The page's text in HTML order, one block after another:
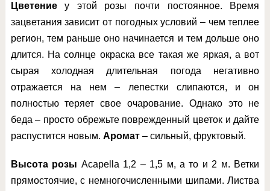
Цветениеу этой розы почти постоянное. Время
зацветания зависит от погодных условий – чем теплее
регион, тем раньше оно начинается и тем дольше оно
длится. На солнце окраска все такая же яркая, а вот
сырая холодная длительная погода негативно
отражается на нем – лепестки слипаются, и он
полностью теряет свое очарование. Однако это не
беда – просто обрежьте поврежденный цветок и дайте
распустится новым. Аромат– сильный, фруктовый.
Высота розы Acapella 1,2 – 1,5 м, а то и 2 м. Ветки
прямостоячие, с немногочисленными шипами. Листва